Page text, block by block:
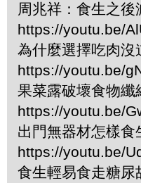
周兆祥：食生之
https://youtu.be/
為什麼選擇吃肉
https://youtu.be/
果菜露破壞食物
https://youtu.be/
出門無器材怎樣
https://youtu.be/
食生輕易食走糖